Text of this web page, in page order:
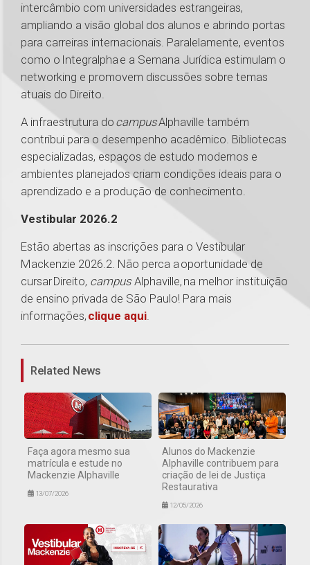
intercâmbio com universidades estrangeiras,
ampliando a visão global dos alunos e abrindo portas
para carreiras internacionais. Paralelamente, eventos
como o Integralpha e a Semana Jurídica estimulam o
networking e promovem discussões sobre temas
atuais do Direito.
A infraestrutura do campusAlphaville também
contribui para o desempenho acadêmico. Bibliotecas
especializadas, espaços de estudo modernos e
ambientes planejados criam condições ideais para o
aprendizado e a produção de conhecimento.
Vestibular 2026.2
Estão abertas as inscrições para o Vestibular
Mackenzie 2026.2. Não perca a oportunidade de
cursar Direito, campus Alphaville, na melhor instituição
de ensino privada de São Paulo! Para mais
informações, clique aqui.
Related News
Faça agora mesmo sua
matrícula e estude no
Mackenzie Alphaville
13/07/2026
Alunos do Mackenzie
Alphaville contribuem para
criação de lei de Justiça
Restaurativa
12/05/2026